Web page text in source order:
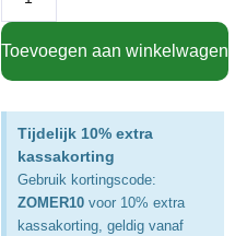
Toevoegen aan winkelwagen
Tijdelijk 10% extra
kassakorting
Gebruik kortingscode:
ZOMER10 voor 10% extra
kassakorting, geldig vanaf